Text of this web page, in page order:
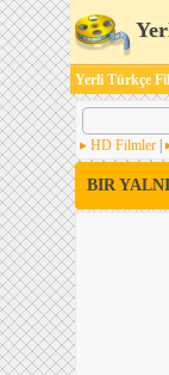
Yerli Türkçe
HD Filmler
BIR